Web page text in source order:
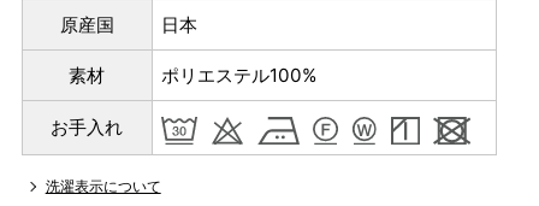
原産国 日本
素材 ポリエステル100%
お手入れ
洗濯表示について